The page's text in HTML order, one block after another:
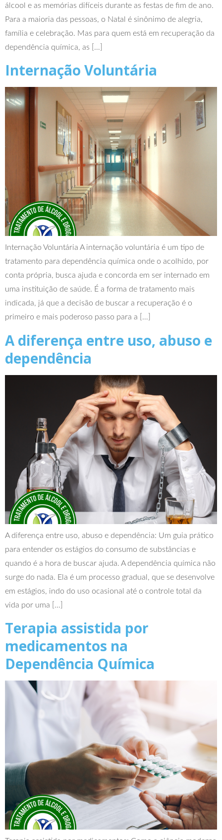
álcool e as memórias difíceis durante as festas de fim de ano.
Para a maioria das pessoas, o Natal é sinônimo de alegria,
família e celebração. Mas para quem está em recuperação da
dependência química, as […]
Internação Voluntária
Internação Voluntária A internação voluntária é um tipo de
tratamento para dependência química onde o acolhido, por
conta própria, busca ajuda e concorda em ser internado em
uma instituição de saúde. É a forma de tratamento mais
indicada, já que a decisão de buscar a recuperação é o
primeiro e mais poderoso passo para a […]
A diferença entre uso, abuso e
dependência
A diferença entre uso, abuso e dependência: Um guia prático
para entender os estágios do consumo de substâncias e
quando é a hora de buscar ajuda. A dependência química não
surge do nada. Ela é um processo gradual, que se desenvolve
em estágios, indo do uso ocasional até o controle total da
vida por uma […]
Terapia assistida por
medicamentos na
Dependência Química